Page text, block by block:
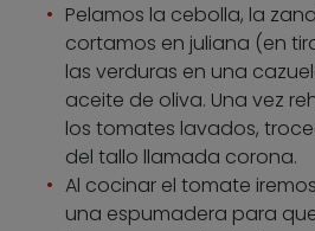
Pelamos la cebolla, la
cortamos en juliana (en
las verduras en una
aceite de oliva. Una vez
los tomates lavados,
del tallo llamada corona.
Al cocinar el tomate
una espumadera para